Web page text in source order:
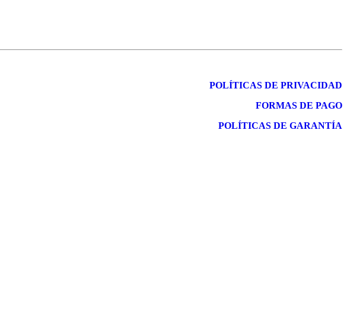
POLÍTICAS DE PRIVACIDAD
FORMAS DE PAGO
POLÍTICAS DE GARANTÍA